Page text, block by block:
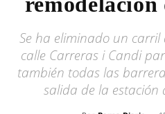
Se ha eliminado un
calle Carreras i Candi
también todas las
salida de la estación